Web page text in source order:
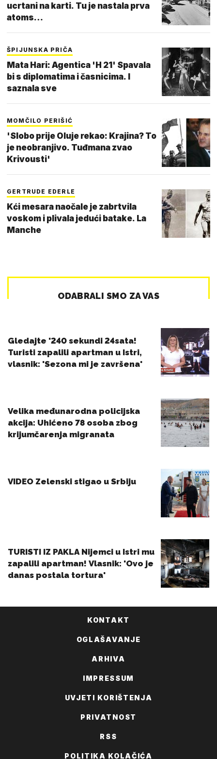
ucrtani na karti. Tu je nastala prva
atoms…
ŠPIJUNSKA PRIČA
Mata Hari: Agentica 'H 21' Spavala
bi s diplomatima i časnicima. I
saznala sve
MOMČILO PERIŠIĆ
'Slobo prije Oluje rekao: Krajina? To
je neobranjivo. Tuđmana zvao
Krivousti'
GERTRUDE EDERLE
Kći mesara naočale je zabrtvila
voskom i plivala jedući batake. La
Manche
KONTAKT
OGLAŠAVANJE
ARHIVA
IMPRESSUM
UVJETI KORIŠTENJA
PRIVATNOST
RSS
POLITIKA KOLAČIĆA